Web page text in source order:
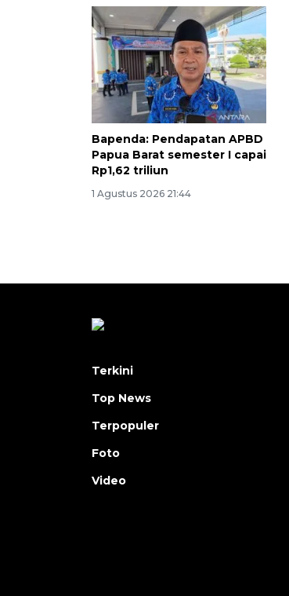
Bapenda: Pendapatan APBD
Papua Barat semester I capai
Rp1,62 triliun
1 Agustus 2026 21:44
Terkini
Top News
Terpopuler
Foto
Video